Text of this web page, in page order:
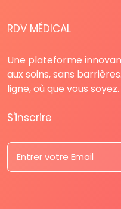
RDV MÉDICAL
Une plateforme
aux soins, sans
ligne, où que vous soyez.
S'inscrire